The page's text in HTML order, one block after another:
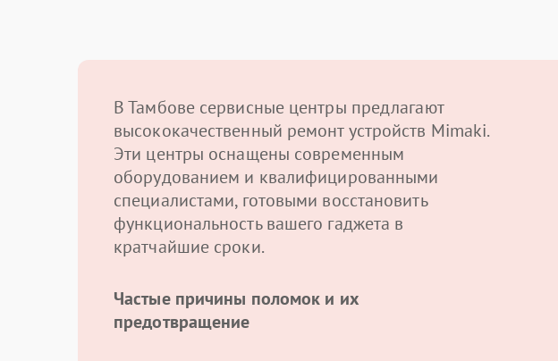
В Тамбове сервисные центры предлагают
высококачественный ремонт устройств Mimaki.
Эти центры оснащены современным
оборудованием и квалифицированными
специалистами, готовыми восстановить
функциональность вашего гаджета в
кратчайшие сроки.
Частые причины поломок и их
предотвращение